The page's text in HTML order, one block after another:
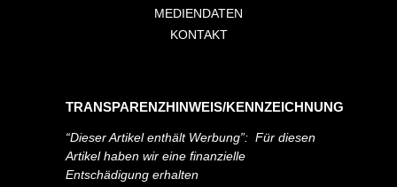
MEDIENDATEN
KONTAKT
TRANSPARENZHINWEIS/KENNZEICHNUNG
“Dieser Artikel enthält Werbung”: Für diesen
Artikel haben wir eine finanzielle
Entschädigung erhalten